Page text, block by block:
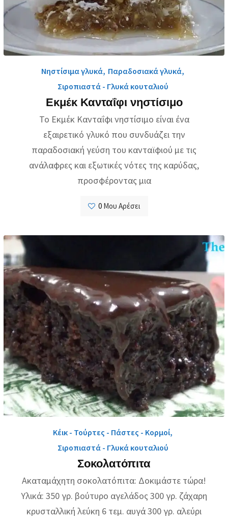
Νηστίσιμα γλυκά, Παραδοσιακά γλυκά,
Σιροπιαστά - Γλυκά κουταλιού
Εκμέκ Κανταΐφι νηστίσιμο
Το Εκμέκ Κανταΐφι νηστίσιμο είναι ένα
εξαιρετικό γλυκό που συνδυάζει την
παραδοσιακή γεύση του κανταϊφιού με τις
ανάλαφρες και εξωτικές νότες της καρύδας,
προσφέροντας μια
0Μου Αρέσει
Κέικ - Τούρτες - Πάστες - Κορμοί,
Σιροπιαστά - Γλυκά κουταλιού
Σοκολατόπιτα
Ακαταμάχητη σοκολατόπιτα: Δοκιμάστε τώρα!
Υλικά: 350 γρ. βούτυρο αγελάδος 300 γρ. ζάχαρη
κρυσταλλική λεύκη 6 τεμ. αυγά 300 γρ. αλεύρι